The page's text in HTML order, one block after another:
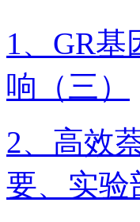
1、GR
响（三）
2、高效
要、实验